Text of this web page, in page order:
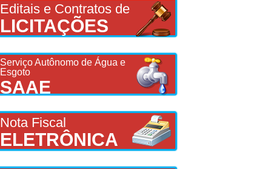
Editais e Contratos de
LICITAÇÕES
Serviço Autônomo de Água e
Esgoto
SAAE
Nota Fiscal
ELETRÔNICA